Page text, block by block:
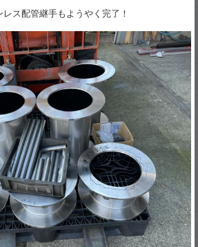
ス配管継手もようやく完了！